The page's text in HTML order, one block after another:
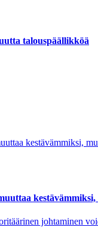
talouspäällikköä